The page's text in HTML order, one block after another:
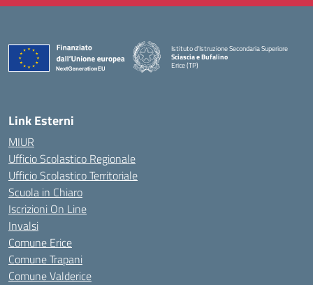
Istituto d'Istruzione Secondaria Superiore
Sciascia e Bufalino
Erice (TP)
Link Esterni
MIUR
Ufficio Scolastico Regionale
Ufficio Scolastico Territoriale
Scuola in Chiaro
Iscrizioni On Line
Invalsi
Comune Erice
Comune Trapani
Comune Valderice